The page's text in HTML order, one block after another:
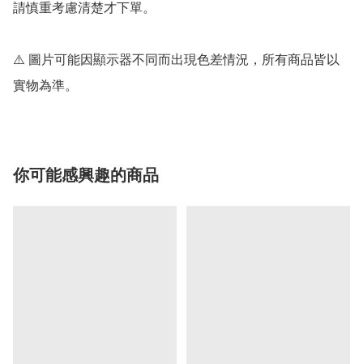
請慎重考慮清楚才下單。
⚠️ 圖片可能因顯示器不同而出現色差情況，所有商品皆以
實物為準。
你可能感興趣的商品